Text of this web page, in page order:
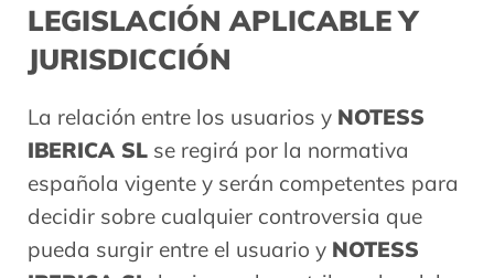
LEGISLACIÓN APLICABLE Y
JURISDICCIÓN
La relación entre los usuarios y NOTESS
IBERICA SL se regirá por la normativa
española vigente y serán competentes para
decidir sobre cualquier controversia que
pueda surgir entre el usuario y NOTESS